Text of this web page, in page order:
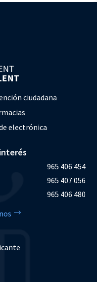
ciudadana
electrónica
965 406 454
965 407 056
965 406 480